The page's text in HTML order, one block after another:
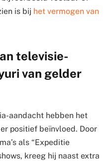
is bij het vermogen van
televisie-
van gelder
aandacht hebben het
positief beïnvloed. Door
als “Expeditie
kreeg hij naast extra